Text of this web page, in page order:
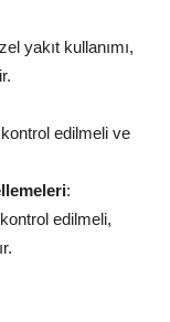
yakıt kullanımı,
edilmeli ve
:
edilmeli,